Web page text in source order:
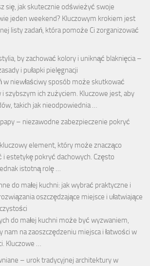
się, jak skutecznie odświeżyć swoje
jeden weekend? Kluczowym krokiem jest
listy zadań, która pomoże Ci zorganizować
by zachować kolory i uniknąć blaknięcia –
i pułapki pielęgnacji
w niewłaściwy sposób może skutkować
szybszym ich zużyciem. Kluczowe jest, aby
takich jak nieodpowiednia …
– niezawodne zabezpieczenie pokryć
element, który może znacząco
i estetykę pokryć dachowych. Często
istotną rolę …
do małej kuchni: jak wybrać praktyczne i
oszczędzające miejsce i ułatwiające
do małej kuchni może być wyzwaniem,
nam na zaoszczędzeniu miejsca i łatwości w
Kluczowe …
– urok tradycyjnej architektury w